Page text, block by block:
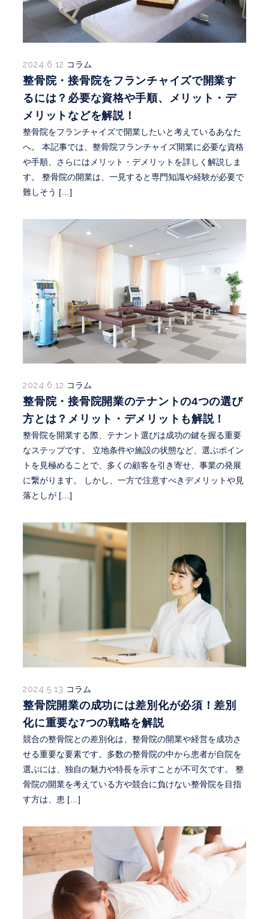
2024.6.12 コラム
整骨院・接骨院をフランチャイズで開業す
るには？必要な資格や手順、メリット・デ
メリットなどを解説！
整骨院をフランチャイズで開業したいと考えているあなた
へ。 本記事では、整骨院フランチャイズ開業に必要な資格
や手順、さらにはメリット・デメリットを詳しく解説しま
す。 整骨院の開業は、一見すると専門知識や経験が必要で
難しそう […]
2024.6.12 コラム
整骨院・接骨院開業のテナントの4つの選び
方とは？メリット・デメリットも解説！
整骨院を開業する際、テナント選びは成功の鍵を握る重要
なステップです。 立地条件や施設の状態など、選ぶポイン
トを見極めることで、多くの顧客を引き寄せ、事業の発展
に繋がります。 しかし、一方で注意すべきデメリットや見
落としが […]
2024.5.13 コラム
整骨院開業の成功には差別化が必須！差別
化に重要な7つの戦略を解説
競合の整骨院との差別化は、整骨院の開業や経営を成功さ
せる重要な要素です。多数の整骨院の中から患者が自院を
選ぶには、独自の魅力や特長を示すことが不可欠です。 整
骨院の開業を考えている方や競合に負けない整骨院を目指
す方は、患 […]